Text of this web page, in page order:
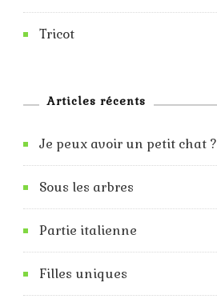
Tricot
Articles récents
Je peux avoir un petit chat ?
Sous les arbres
Partie italienne
Filles uniques